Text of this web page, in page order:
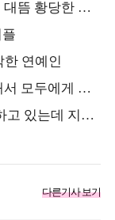
뜸 황당한 요
연예인
모두에게 의
고 있는데 지나
다른기사 보기